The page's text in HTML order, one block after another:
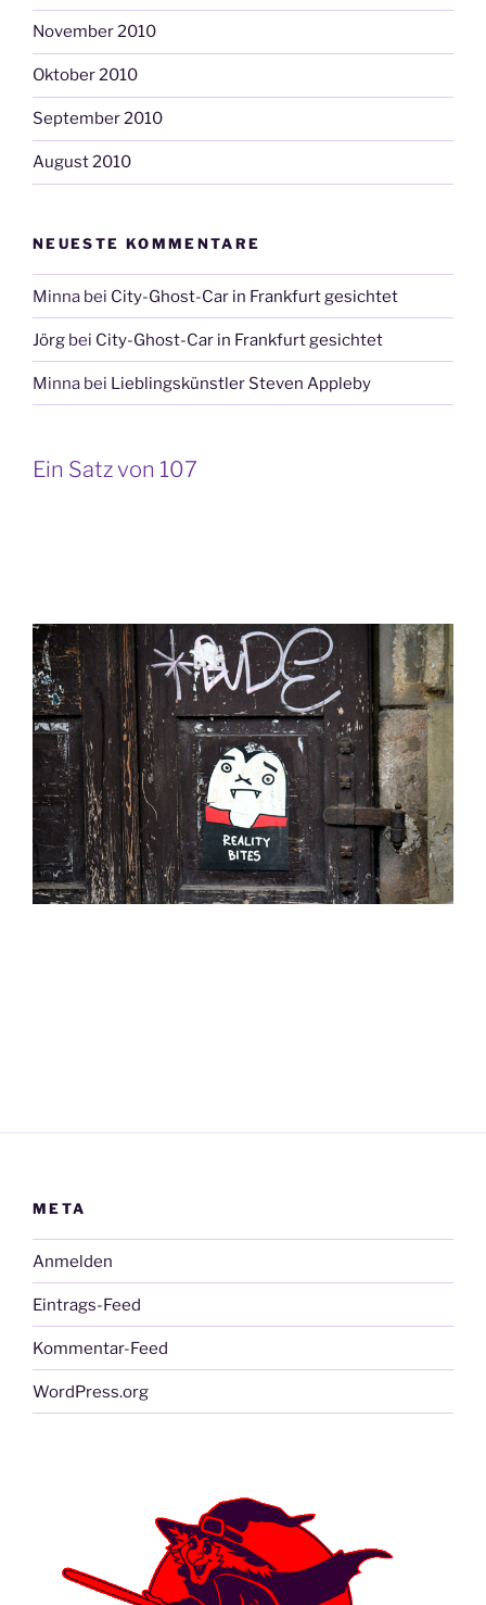
November 2010
Oktober 2010
September 2010
August 2010
NEUESTE KOMMENTARE
Minna bei City-Ghost-Car in Frankfurt gesichtet
Jörg bei City-Ghost-Car in Frankfurt gesichtet
Minna bei Lieblingskünstler Steven Appleby
Ein Satz von 107
META
Anmelden
Eintrags-Feed
Kommentar-Feed
WordPress.org